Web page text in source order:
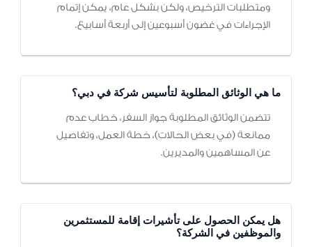
ومتطلبات الترخيص، ولكن بشكل عام، يمكن إتمام
الإجراءات في غضون أسبوعين إلى أربعة أسابيع.
ما هي الوثائق المطلوبة لتأسيس شركة في دبي؟
تتضمن الوثائق المطلوبة جواز السفر، خطاب عدم
ممانعة (في بعض الحالات)، خطة العمل، وتفاصيل
عن المساهمين والمديرين.
هل يمكن الحصول على تأشيرات إقامة للمستثمرين
والموظفين في الشركة؟